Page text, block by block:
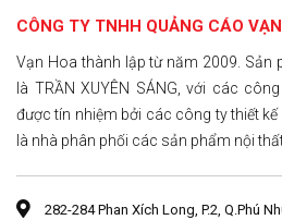
CÔNG TY TNHH QUẢNG CÁO
Vạn Hoa thành lập từ năm 2009.
là TRẦN XUYÊN SÁNG, với các
được tín nhiệm bởi các công ty thiết
là nhà phân phối các sản phẩm nội
282-284 Phan Xích Long, P.2, Q.Phú